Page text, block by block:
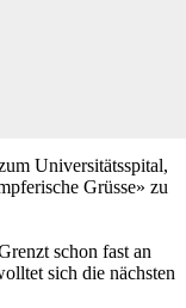
Universitätsspital,
Grüsse» zu
schon fast an
sich die nächsten